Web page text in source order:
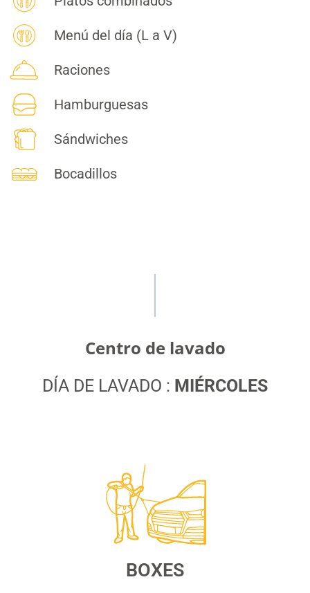
Menú del día (L a V)
Raciones
Hamburguesas
Sándwiches
Bocadillos
Centro de lavado
DÍA DE LAVADO : MIÉRCOLES
BOXES